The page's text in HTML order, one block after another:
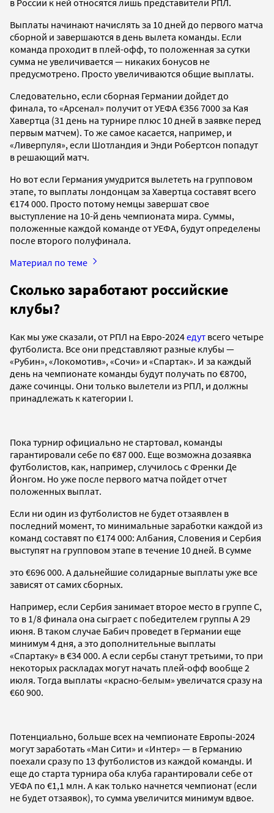
Выплаты начинают начислять за 10 дней до первого матча
сборной и завершаются в день вылета команды. Если
команда проходит в плей-офф, то положенная за сутки
сумма не увеличивается — никаких бонусов не
предусмотрено. Просто увеличиваются общие выплаты.
Следовательно, если сборная Германии дойдет до
финала, то «Арсенал» получит от УЕФА €356 7000 за Кая
Хавертца (31 день на турнире плюс 10 дней в заявке перед
первым матчем). То же самое касается, например, и
«Ливерпуля», если Шотландия и Энди Робертсон попадут
в решающий матч.
Но вот если Германия умудрится вылететь на групповом
этапе, то выплаты лондонцам за Хавертца составят всего
€174 000. Просто потому немцы завершат свое
выступление на 10-й день чемпионата мира. Суммы,
положенные каждой команде от УЕФА, будут определены
после второго полуфинала.
Материал по теме
Сколько заработают российские
клубы?
Как мы уже сказали, от РПЛ на Евро-2024едут всего четыре
футболиста. Все они представляют разные клубы —
«Рубин», «Локомотив», «Сочи» и «Спартак». И за каждый
день на чемпионате команды будут получать по €8700,
даже сочинцы. Они только вылетели из РПЛ, и должны
принадлежать к категории I.
Пока турнир официально не стартовал, команды
гарантировали себе по €87 000. Еще возможна дозаявка
футболистов, как, например, случилось с Френки Де
Йонгом. Но уже после первого матча пойдет отчет
положенных выплат.
Если ни один из футболистов не будет отзаявлен в
последний момент, то минимальные заработки каждой из
команд составят по €174 000: Албания, Словения и Сербия
выступят на групповом этапе в течение 10 дней. В сумме
это €696 000. А дальнейшие солидарные выплаты уже все
зависят от самих сборных.
Например, если Сербия занимает второе место в группе C,
то в 1/8 финала она сыграет с победителем группы А 29
июня. В таком случае Бабич проведет в Германии еще
минимум 4 дня, а это дополнительные выплаты
«Спартаку» в €34 000. А если сербы станут третьими, то при
некоторых раскладах могут начать плей-офф вообще 2
июля. Тогда выплаты «красно-белым» увеличатся сразу на
€60 900.
Потенциально, больше всех на чемпионате Европы-2024
могут заработать «Ман Сити» и «Интер» — в Германию
поехали сразу по 13 футболистов из каждой команды. И
еще до старта турнира оба клуба гарантировали себе от
УЕФА по €1,1 млн. А как только начнется чемпионат (если
не будет отзаявок), то сумма увеличится минимум вдвое.